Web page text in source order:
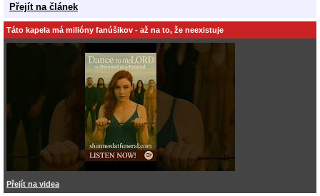
Přejít na článek
Táto kapela má milióny fanúšikov - až na to, že neexistuje
Přejít na videa